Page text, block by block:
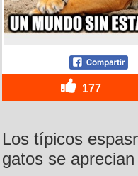
177
Los típicos
gatos se